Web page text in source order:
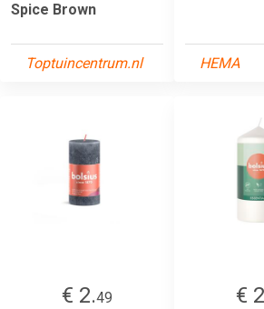
Spice Brown
Toptuincentrum.nl HEMA
€ 2.49
€